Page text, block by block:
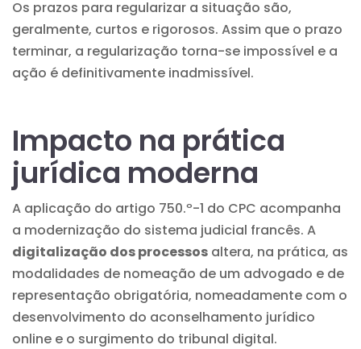
Os prazos para regularizar a situação são,
geralmente, curtos e rigorosos. Assim que o prazo
terminar, a regularização torna-se impossível e a
ação é definitivamente inadmissível.
Impacto na prática
jurídica moderna
A aplicação do artigo 750.º-1 do CPC acompanha
a modernização do sistema judicial francês. A
digitalização dos processos altera, na prática, as
modalidades de nomeação de um advogado e de
representação obrigatória, nomeadamente com o
desenvolvimento do aconselhamento jurídico
online e o surgimento do tribunal digital.